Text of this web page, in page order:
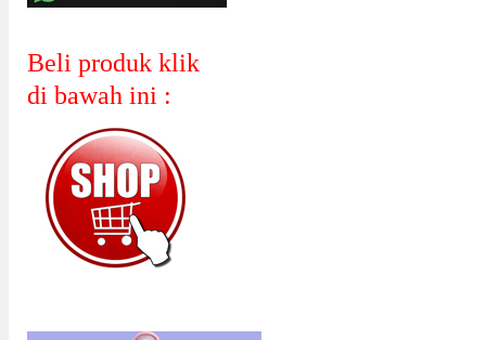
Beli produk klik
di bawah ini :